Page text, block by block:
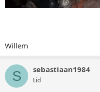
Willem
S sebastiaan1984
Lid